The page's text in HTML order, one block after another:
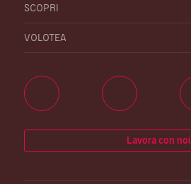
SCOPRI
VOLOTEA
Lavora con noi